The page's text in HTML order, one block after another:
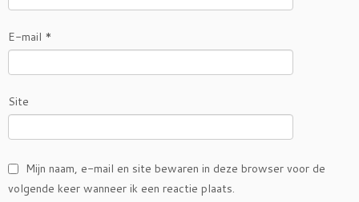
E-mail *
Site
Mijn naam, e-mail en site bewaren in deze browser voor de
volgende keer wanneer ik een reactie plaats.